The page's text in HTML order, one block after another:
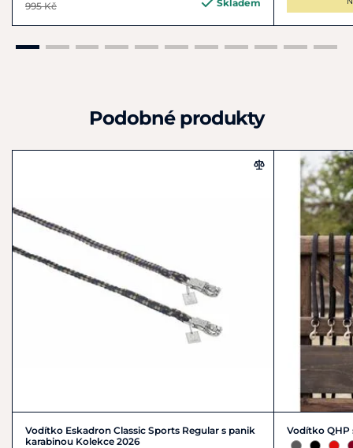
995 Kč Skladem
Podobné produkty
Vodítko Eskadron Classic Sports Regular s panik
karabinou Kolekce 2026
Vodítko QHP